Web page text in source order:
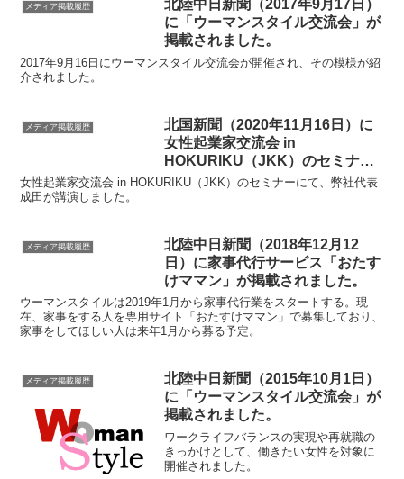
メディア掲載履歴
北陸中日新聞（2017年9月17日）
に「ウーマンスタイル交流会」が
掲載されました。
2017年9月16日にウーマンスタイル交流会が開催され、その模様が紹
介されました。
メディア掲載履歴
北国新聞（2020年11月16日）に
女性起業家交流会 in
HOKURIKU（JKK）のセミナー
が掲載されました。
女性起業家交流会 in HOKURIKU（JKK）のセミナーにて、弊社代表
成田が講演しました。
メディア掲載履歴
北陸中日新聞（2018年12月12
日）に家事代行サービス「おたす
けママン」が掲載されました。
ウーマンスタイルは2019年1月から家事代行業をスタートする。現
在、家事をする人を専用サイト「おたすけママン」で募集しており、
家事をしてほしい人は来年1月から募る予定。
メディア掲載履歴
北陸中日新聞（2015年10月1日）
に「ウーマンスタイル交流会」が
掲載されました。
ワークライフバランスの実現や再就職の
きっかけとして、働きたい女性を対象に
開催されました。